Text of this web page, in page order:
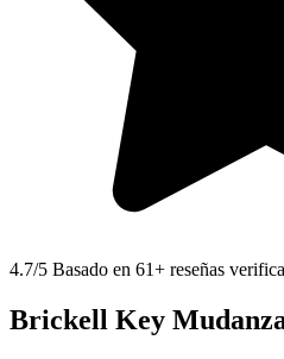
4.7/5 Basado en 61+ reseñas
Brickell Key